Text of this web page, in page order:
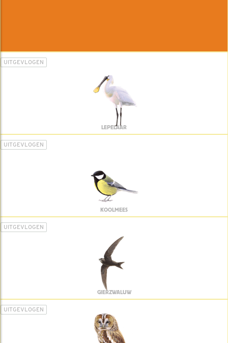
UITGEVLOGEN
LEPELAAR
UITGEVLOGEN
KOOLMEES
UITGEVLOGEN
GIERZWALUW
UITGEVLOGEN